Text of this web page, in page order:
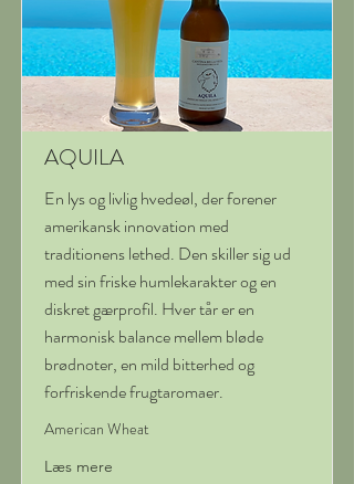
AQUILA
En lys og livlig hvedeøl, der forener
amerikansk innovation med
traditionens lethed. Den skiller sig ud
med sin friske humlekarakter og en
diskret gærprofil. Hver tår er en
harmonisk balance mellem bløde
brødnoter, en mild bitterhed og
forfriskende frugtaromaer.
American Wheat
Læs mere